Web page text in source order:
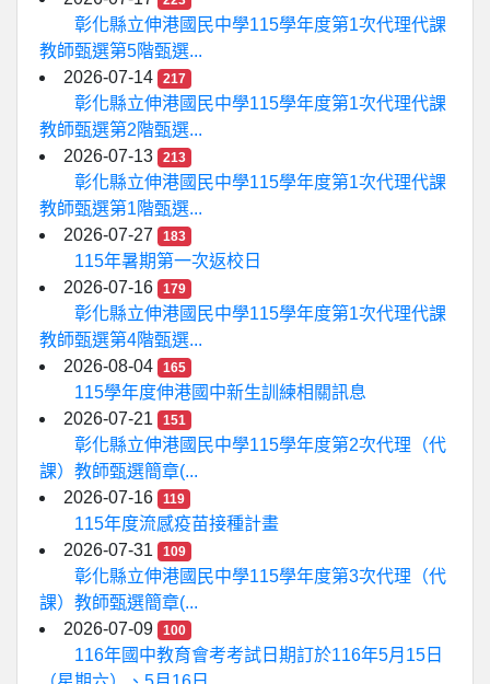
彰化縣立伸港國民中學115學年度第1次代理代課
教師甄選第5階甄選...
2026-07-14
217
彰化縣立伸港國民中學115學年度第1次代理代課
教師甄選第2階甄選...
2026-07-13
213
彰化縣立伸港國民中學115學年度第1次代理代課
教師甄選第1階甄選...
2026-07-27
183
115年暑期第一次返校日
2026-07-16
179
彰化縣立伸港國民中學115學年度第1次代理代課
教師甄選第4階甄選...
2026-08-04
165
115學年度伸港國中新生訓練相關訊息
2026-07-21
151
彰化縣立伸港國民中學115學年度第2次代理（代
課）教師甄選簡章(...
2026-07-16
119
115年度流感疫苗接種計畫
2026-07-31
109
彰化縣立伸港國民中學115學年度第3次代理（代
課）教師甄選簡章(...
2026-07-09
100
116年國中教育會考考試日期訂於116年5月15日